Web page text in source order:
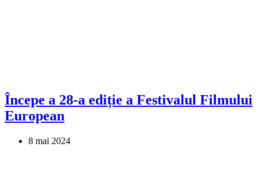
Începe a 28-a ediție a Festivalul Filmului
European
8 mai 2024